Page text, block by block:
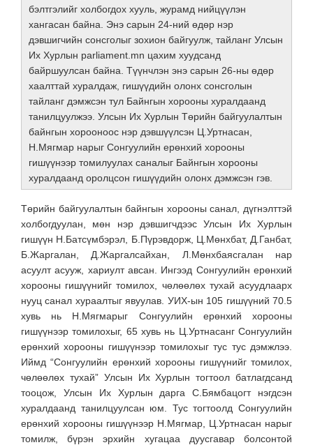
бэлтгэлийг холбогдох хууль, журамд нийцүүлэн
хангасан байна. Энэ сарын 24-ний өдөр нэр
дэвшигчийн сонсголыг зохион байгуулж, тайланг Улсын
Их Хурлын parliament.mn цахим хуудсанд
байршуулсан байна. Түүнчлэн энэ сарын 26-ны өдөр
хаалттай хуралдаж, гишүүдийн олонх сонсголын
тайланг дэмжсэн тул Байнгын хорооны хуралдаанд
танилцуулжээ. Улсын Их Хурлын Төрийн байгуулалтын
байнгын хорооноос нэр дэвшүүлсэн Ц.Уртнасан,
Н.Мягмар нарыг Сонгуулийн ерөнхий хорооны
гишүүнээр томилуулах саналыг Байнгын хорооны
хуралдаанд оролцсон гишүүдийн олонх дэмжсэн гэв.
Төрийн байгуулалтын байнгын хорооны санал, дүгнэлттэй
холбогдуулан, мөн нэр дэвшигчдээс Улсын Их Хурлын
гишүүн Н.Батсүмбэрэл, Б.Пүрэвдорж, Ц.Мөнхбат, Д.Ганбат,
Б.Жаргалан, Д.Жаргалсайхан, Л.Мөнхбаясгалан нар
асуулт асууж, хариулт авсан. Ингээд Сонгуулийн ерөнхий
хорооны гишүүнийг томилох, чөлөөлөх тухай асуудлаарх
нууц санал хураалтыг явуулав. УИХ-ын 105 гишүүний 70.5
хувь нь Н.Мягмарыг Сонгуулийн ерөнхий хорооны
гишүүнээр томилохыг, 65 хувь нь Ц.Уртнасанг Сонгуулийн
ерөнхий хорооны гишүүнээр томилохыг тус тус дэмжлээ.
Иймд “Сонгуулийн ерөнхий хорооны гишүүнийг томилох,
чөлөөлөх тухай” Улсын Их Хурлын тогтоол батлагдсанд
тооцож, Улсын Их Хурлын дарга С.Бямбацогт нэгдсэн
хуралдаанд танилцуулсан юм. Тус тогтоолд Сонгуулийн
ерөнхий хорооны гишүүнээр Н.Мягмар, Ц.Уртнасан нарыг
томилж, бүрэн эрхийн хугацаа дуусгавар болсонтой